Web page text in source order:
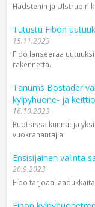
Hadstenin ja Ulstrupin
Tutustu Fibon
15.11.2023
Fibo lanseeraa
rakennetta.
Tanums Bostäder
kylpyhuone- ja
16.10.2023
Ruotsissa kunnat ja
vuokranantajia.
Ensisijainen valinta
20.9.2023
Fibo tarjoaa